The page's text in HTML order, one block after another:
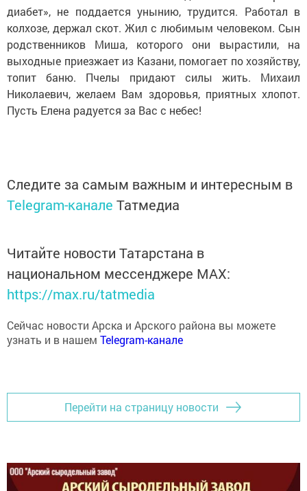
колхозе, держал скот. Жил с любимым человеком. Сын
родственников Миша, которого они вырастили, на
выходные приезжает из Казани, помогает по хозяйству,
топит баню. Пчелы придают силы жить. Михаил
Николаевич, желаем Вам здоровья, приятных хлопот.
Пусть Елена радуется за Вас с небес!
Telegram-каналеТатмедиа
национальном мессенджере MАХ:
https://max.ru/tatmedia
Сейчас новости Арска и Арского района вы можете
узнать и в нашемTelegram-канале